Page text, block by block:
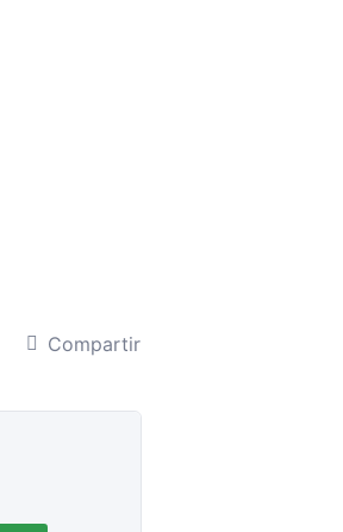
Compartir